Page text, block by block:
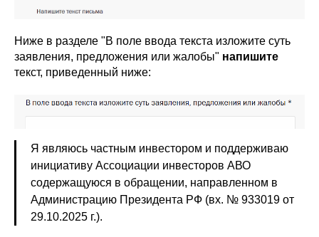
Ниже в разделе "В поле ввода текста изложите суть
заявления, предложения или жалобы" напишите
текст, приведенный ниже:
Я являюсь частным инвестором и поддерживаю
инициативу Ассоциации инвесторов АВО
содержащуюся в обращении, направленном в
Администрацию Президента РФ (вх. № 933019 от
29.10.2025 г.).